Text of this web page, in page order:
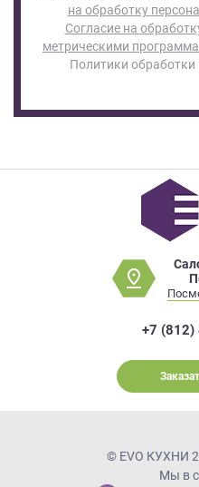
на обработку
Согласие на
метрическими
Политики
+7
© EVO КУХНИ
Мы в